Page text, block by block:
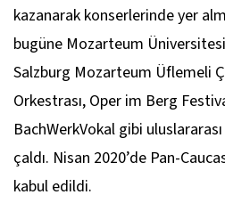
kazanarak konserlerinde yer
bugüne Mozarteum
Salzburg Mozarteum Üflemeli
Orkestrası, Oper im Berg
BachWerkVokal gibi
çaldı. Nisan 2020’de Pan-
kabul edildi.